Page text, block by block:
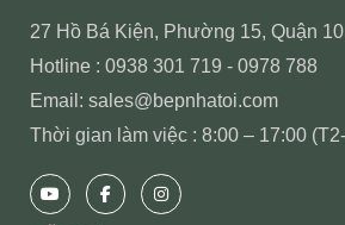
27 Hồ Bá Kiện, Phường 15, Quận
Hotline : 0938 301 719 - 0978 788
Email: sales@bepnhatoi.com
Thời gian làm việc : 8:00 – 17:00